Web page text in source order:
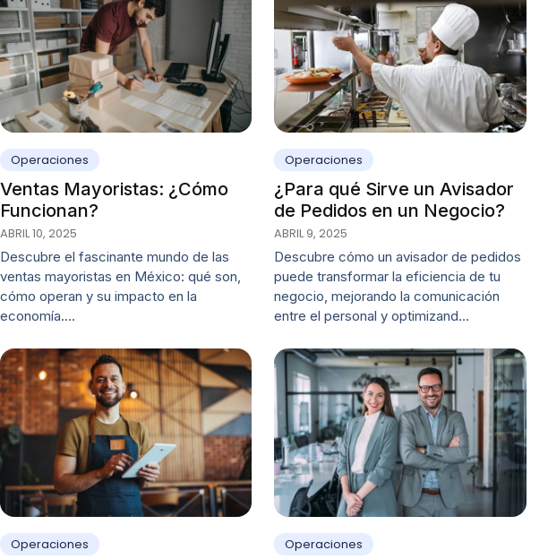
Operaciones
Ventas Mayoristas: ¿Cómo
Funcionan?
ABRIL 10, 2025
Descubre el fascinante mundo de las
ventas mayoristas en México: qué son,
cómo operan y su impacto en la
economía.…
Operaciones
¿Para qué Sirve un Avisador
de Pedidos en un Negocio?
ABRIL 9, 2025
Descubre cómo un avisador de pedidos
puede transformar la eficiencia de tu
negocio, mejorando la comunicación
entre el personal y optimizand…
Operaciones Operaciones